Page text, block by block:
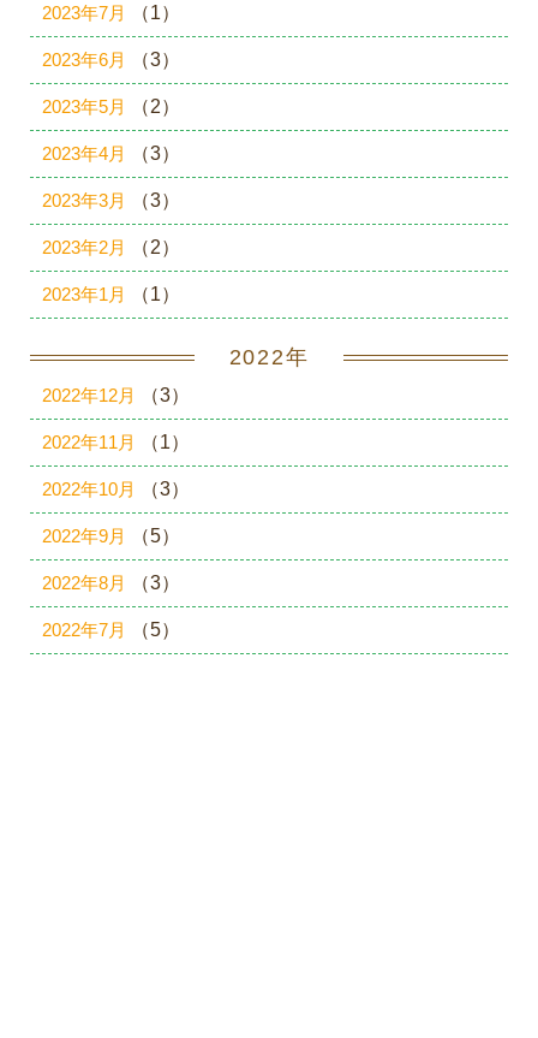
2023年7月 （1）
2023年6月 （3）
2023年5月 （2）
2023年4月 （3）
2023年3月 （3）
2023年2月 （2）
2023年1月 （1）
2022年
2022年12月 （3）
2022年11月 （1）
2022年10月 （3）
2022年9月 （5）
2022年8月 （3）
2022年7月 （5）